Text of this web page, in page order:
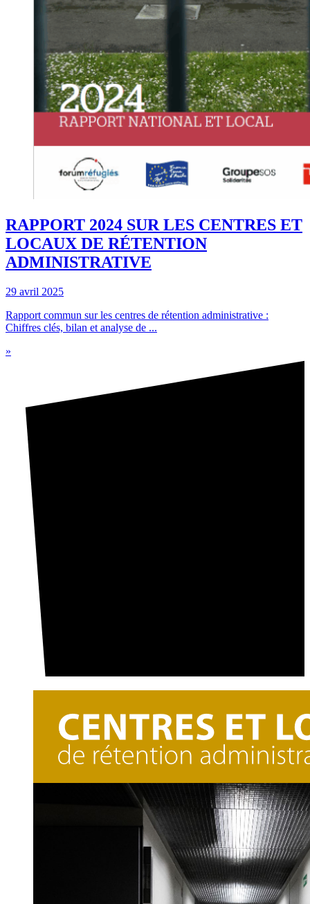
RAPPORT 2024 SUR LES CENTRES ET
LOCAUX DE RÉTENTION
ADMINISTRATIVE
29 avril 2025
Rapport commun sur les centres de rétention administrative :
Chiffres clés, bilan et analyse de ...
»